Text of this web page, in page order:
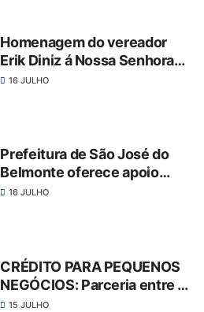
Homenagem do vereador
Erik Diniz á Nossa Senhora
do Carmo
16 JULHO
Prefeitura de São José do
Belmonte oferece apoio
psicológico através de
16 JULHO
CRÉDITO PARA PEQUENOS
NEGÓCIOS: Parceria entre a
Prefeitura de Belmonte e o
15 JULHO